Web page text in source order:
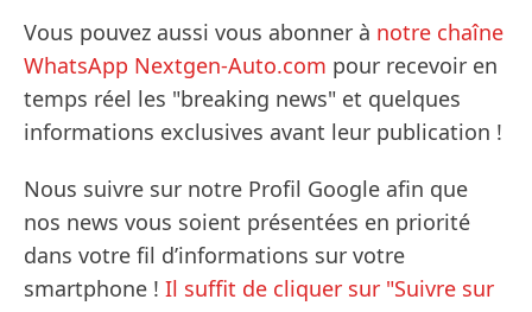
Vous pouvez aussi vous abonner à notre chaîne
WhatsApp Nextgen-Auto.com pour recevoir en
temps réel les "breaking news" et quelques
informations exclusives avant leur publication !
Nous suivre sur notre Profil Google afin que
nos news vous soient présentées en priorité
dans votre fil d’informations sur votre
smartphone ! Il suffit de cliquer sur "Suivre sur